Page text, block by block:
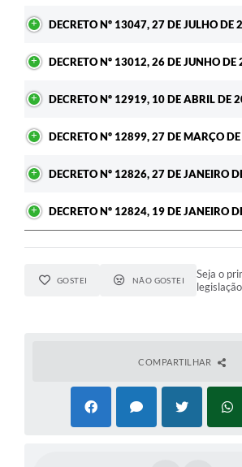
DECRETO Nº 13047, 27 DE JULHO DE
DECRETO Nº 13012, 26 DE JUNHO DE
DECRETO Nº 12919, 10 DE ABRIL DE
DECRETO Nº 12899, 27 DE MARÇO
DECRETO Nº 12826, 27 DE JANEIRO
DECRETO Nº 12824, 19 DE JANEIRO
GOSTEI NÃO GOSTEI
Seja o
COMPARTILHAR